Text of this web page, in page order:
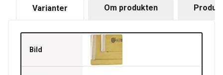
Varianter Om produkten
Bild